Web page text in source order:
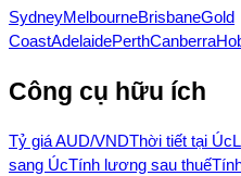
SydneyMelbourneBrisbaneGold
CoastAdelaidePerthCanberra
Công cụ hữu ích
Tỷ giá AUD/VNDThời tiết tại Úc
sang ÚcTính lương sau thuế